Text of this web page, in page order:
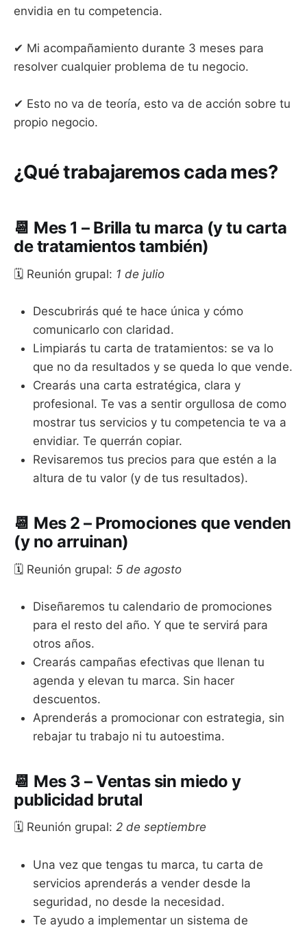
envidia en tu competencia.
✔ Mi acompañamiento durante 3 meses para
resolver cualquier problema de tu negocio.
✔ Esto no va de teoría, esto va de acción sobre tu
propio negocio.
¿Qué trabajaremos cada mes?
📆 Mes 1 – Brilla tu marca (y tu carta
de tratamientos también)
🗓 Reunión grupal: 1 de julio
Descubrirás qué te hace única y cómo
comunicarlo con claridad.
Limpiarás tu carta de tratamientos: se va lo
que no da resultados y se queda lo que vende.
Crearás una carta estratégica, clara y
profesional. Te vas a sentir orgullosa de como
mostrar tus servicios y tu competencia te va a
envidiar. Te querrán copiar.
Revisaremos tus precios para que estén a la
altura de tu valor (y de tus resultados).
📆 Mes 2 – Promociones que venden
(y no arruinan)
🗓 Reunión grupal: 5 de agosto
Diseñaremos tu calendario de promociones
para el resto del año. Y que te servirá para
otros años.
Crearás campañas efectivas que llenan tu
agenda y elevan tu marca. Sin hacer
descuentos.
Aprenderás a promocionar con estrategia, sin
rebajar tu trabajo ni tu autoestima.
📆 Mes 3 –Ventas sin miedo y
publicidad brutal
🗓 Reunión grupal: 2 de septiembre
Una vez que tengas tu marca, tu carta de
servicios aprenderás a vender desde la
seguridad, no desde la necesidad.
Te ayudo a implementar un sistema de